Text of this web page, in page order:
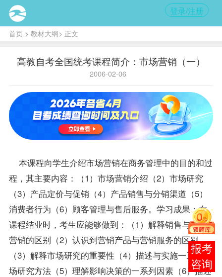
登录/注册
首页> 教材大纲> 正文
高教自考全国统考课程简介：市场营销（一）
2006-02-06
本课程向学生介绍市场营销在商务管理中的目的和过
程，其主要内容：（1）市场营销介绍（2）市场研究
（3）产品定价与促销（4）产品销售与分销渠道（5）
消费者行为（6）顾客管理与售后服务。学习成果：在
课程结业时，考生应能够做到：（1）解释销售与市场
营销的区别（2）认识到营销产品与营销服务的区别
（3）解释市场研究的重要性（4）描述与实施一系列市
场研究方法（5）理解影响决策的一系列因素（6）描述
报考
咨询